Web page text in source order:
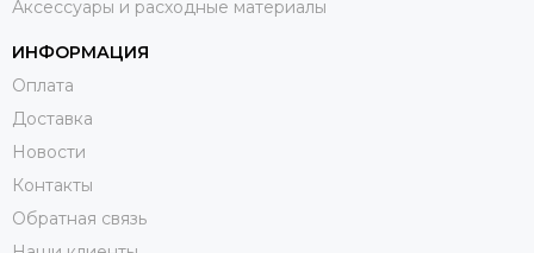
Аксессуары и расходные материалы
ИНФОРМАЦИЯ
Оплата
Доставка
Новости
Контакты
Обратная связь